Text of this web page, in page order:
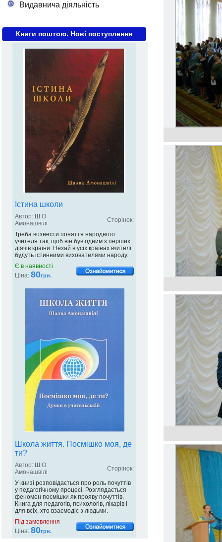
Видавнича діяльність
Книги поштою. Нові поступлення
Істина школи
Автор: Ш.О.
Амонашвілі
Сторінок:
Треба вознести поняття народного
учителя так, щоб він був одним з перших
діячів країни. Нехай в усіх країнах вчителі
будуть істинними вихователями народу.
Є в наявності
Ціна: 80грн.
Школа життя. Посмішко моя, де
ти?
Автор: Ш.О.
Амонашвілі
Сторінок:
У книзі розповідається про роль почуттів
у педагогічному процесі. Розглядається
феномен посмішки як прояву почуттів.
Книга для педагогів, психологів, лікарів і
для всіх, хто взаємодіє з людьми.
Під замовлення
Ціна: 80грн.